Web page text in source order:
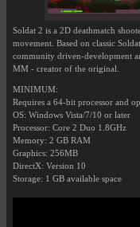
Soldat 2 is a 2D deathmatch
movement. Based on classic
community driven-development
MM - creator of the original.
MINIMUM:
Requires a 64-bit processor and
OS: Windows Vista/7/10 or later
Processor: Core 2 Duo 1.8GHz
Memory: 2 GB RAM
Graphics: 256MB
DirectX: Version 10
Storage: 1 GB available space